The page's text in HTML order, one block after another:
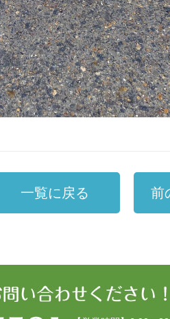
一覧に戻る 前